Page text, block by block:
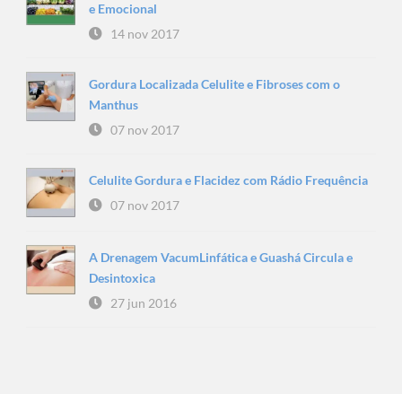
e Emocional
14 nov 2017
Gordura Localizada Celulite e Fibroses com o
Manthus
07 nov 2017
Celulite Gordura e Flacidez com Rádio Frequência
07 nov 2017
A Drenagem VacumLinfática e Guashá Circula e
Desintoxica
27 jun 2016